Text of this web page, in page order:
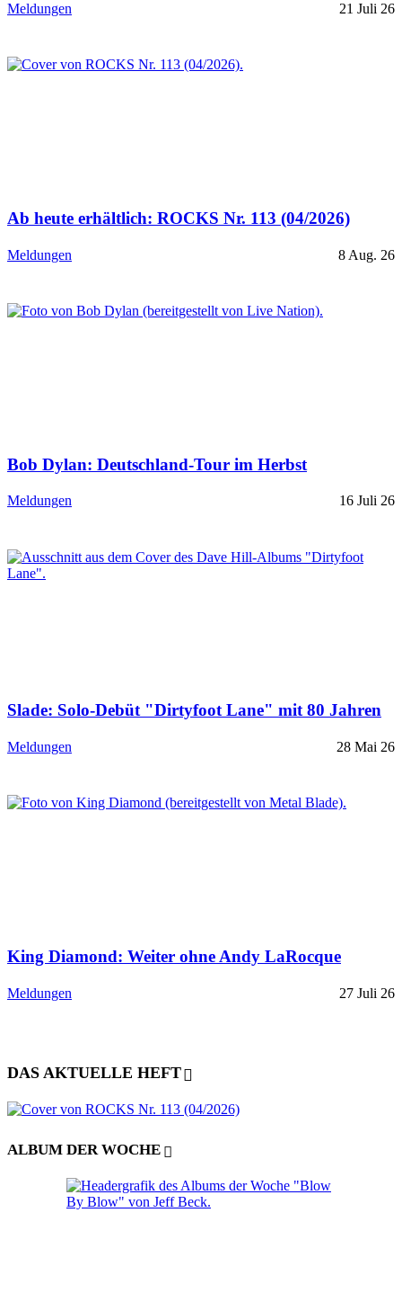
Meldungen 21 Juli 26
Ab heute erhältlich: ROCKS Nr. 113 (04/2026)
Meldungen 8 Aug. 26
Bob Dylan: Deutschland-Tour im Herbst
Meldungen 16 Juli 26
Slade: Solo-Debüt "Dirtyfoot Lane" mit 80 Jahren
Meldungen 28 Mai 26
King Diamond: Weiter ohne Andy LaRocque
Meldungen 27 Juli 26
DAS AKTUELLE HEFT
ALBUM DER WOCHE